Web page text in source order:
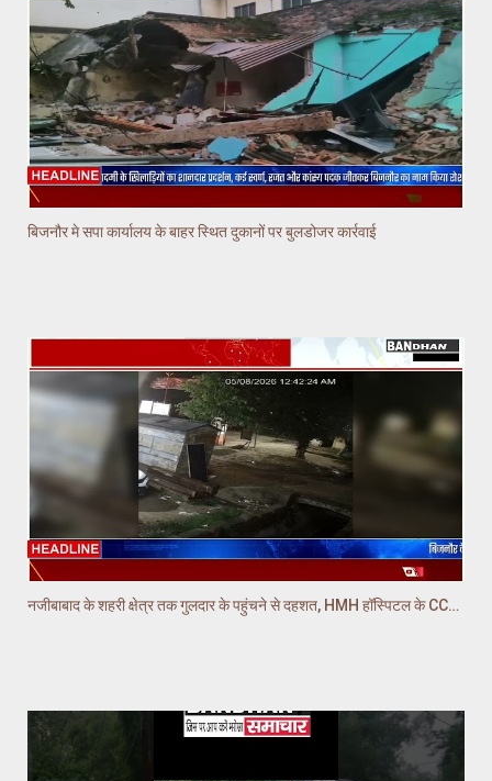
बिजनौर मे सपा कार्यालय के बाहर स्थित दुकानों पर बुलडोजर कार्रवाई
नजीबाबाद के शहरी क्षेत्र तक गुलदार के पहुंचने से दहशत, HMH हॉस्पिटल के CCTV में गुलदार कैद